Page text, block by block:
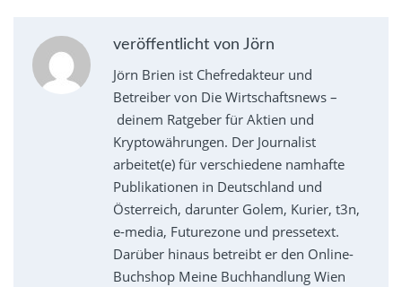
veröffentlicht von Jörn
Jörn Brien ist Chefredakteur und
Betreiber von Die Wirtschaftsnews –
deinem Ratgeber für Aktien und
Kryptowährungen. Der Journalist
arbeitet(e) für verschiedene namhafte
Publikationen in Deutschland und
Österreich, darunter Golem, Kurier, t3n,
e-media, Futurezone und pressetext.
Darüber hinaus betreibt er den Online-
Buchshop Meine Buchhandlung Wien